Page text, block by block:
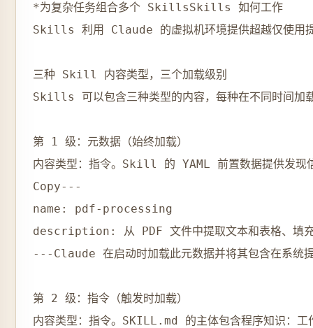
*为复杂任务组合多个 SkillsSkills 如何工作
Skills 利用 Claude 的虚拟机环境提供超越仅使用提
三种 Skill 内容类型，三个加载级别
Skills 可以包含三种类型的内容，每种在不同时间加
第 1 级：元数据（始终加载）
内容类型：指令。Skill 的 YAML 前置数据提供发现
Copy---
name: pdf-processing
description: 从 PDF 文件中提取文本和表格、填充
---Claude 在启动时加载此元数据并将其包含在系
第 2 级：指令（触发时加载）
内容类型：指令。SKILL.md 的主体包含程序知识：工